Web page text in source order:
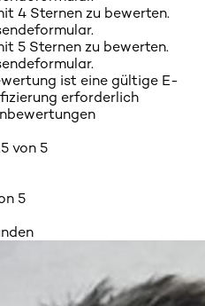
4 Sternen zu bewerten.
5 Sternen zu bewerten.
ist eine gültige E-
erforderlich
von 5
5